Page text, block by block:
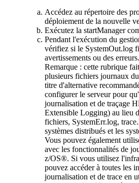
Accédez au répertoire des
déploiement de la nouvelle
Exécutez la startManager
Pendant l'exécution du
vérifiez si le SystemOut.log
avertissements ou des erreurs.
Remarque : cette rubrique
plusieurs fichiers journaux
titre d'alternative
configurer le serveur pour
journalisation et de traçage
Extensible Logging) au lieu
fichiers, SystemErr.log,
systèmes distribués et les
Vous pouvez également
avec les fonctionnalités de
z/OS®. Si vous utilisez
pouvez accéder à toutes les
journalisation et de trace en